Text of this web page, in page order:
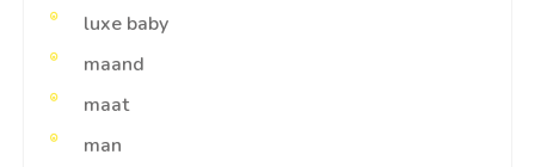
luxe baby
maand
maat
man